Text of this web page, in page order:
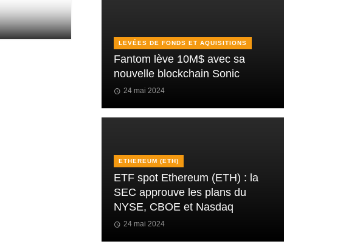
LEVÉES DE FONDS ET AQUISITIONS
Fantom lève 10M$ avec sa
nouvelle blockchain Sonic
24 mai 2024
ETHEREUM (ETH)
ETF spot Ethereum (ETH) : la
SEC approuve les plans du
NYSE, CBOE et Nasdaq
24 mai 2024